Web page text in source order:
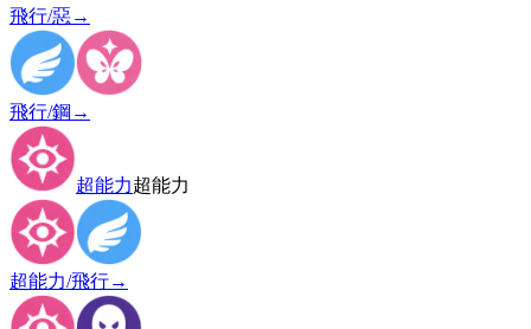
飛行/惡→
飛行/鋼 →
超能力超能力
超能力/飛行→